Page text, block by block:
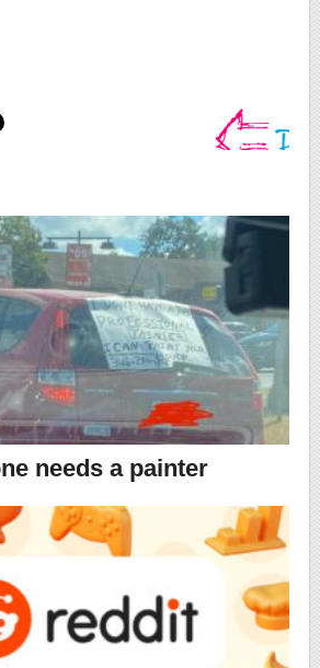
needs a painter